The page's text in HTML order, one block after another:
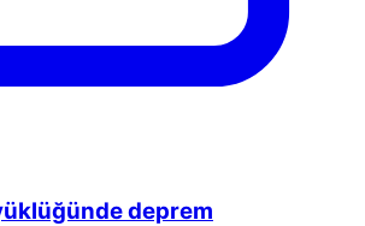
deprem